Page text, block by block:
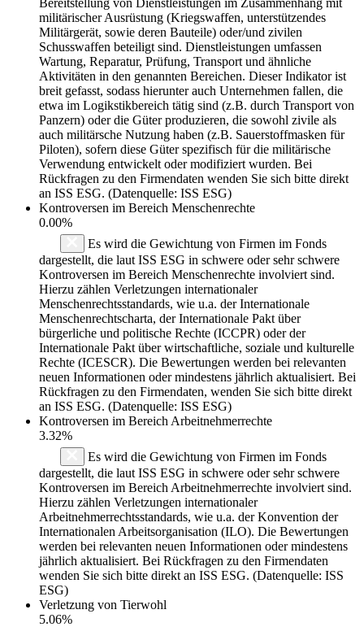
militärischer Ausrüstung (Kriegswaffen, unterstützendes
Militärgerät, sowie deren Bauteile) oder/und zivilen
Schusswaffen beteiligt sind. Dienstleistungen umfassen
Wartung, Reparatur, Prüfung, Transport und ähnliche
Aktivitäten in den genannten Bereichen. Dieser Indikator ist
breit gefasst, sodass hierunter auch Unternehmen fallen, die
etwa im Logikstikbereich tätig sind (z.B. durch Transport von
Panzern) oder die Güter produzieren, die sowohl zivile als
auch militärsche Nutzung haben (z.B. Sauerstoffmasken für
Piloten), sofern diese Güter spezifisch für die militärische
Verwendung entwickelt oder modifiziert wurden. Bei
Rückfragen zu den Firmendaten wenden Sie sich bitte direkt
an ISS ESG. (Datenquelle: ISS ESG)
Kontroversen im Bereich Menschenrechte
0.00%
Es wird die Gewichtung von Firmen im Fonds
dargestellt, die laut ISS ESG in schwere oder sehr schwere
Kontroversen im Bereich Menschenrechte involviert sind.
Hierzu zählen Verletzungen internationaler
Menschenrechtsstandards, wie u.a. der Internationale
Menschenrechtscharta, der Internationale Pakt über
bürgerliche und politische Rechte (ICCPR) oder der
Internationale Pakt über wirtschaftliche, soziale und kulturelle
Rechte (ICESCR). Die Bewertungen werden bei relevanten
neuen Informationen oder mindestens jährlich aktualisiert. Bei
Rückfragen zu den Firmendaten, wenden Sie sich bitte direkt
an ISS ESG. (Datenquelle: ISS ESG)
Kontroversen im Bereich Arbeitnehmerrechte
3.32%
Es wird die Gewichtung von Firmen im Fonds
dargestellt, die laut ISS ESG in schwere oder sehr schwere
Kontroversen im Bereich Arbeitnehmerrechte involviert sind.
Hierzu zählen Verletzungen internationaler
Arbeitnehmerrechtsstandards, wie u.a. der Konvention der
Internationalen Arbeitsorganisation (ILO). Die Bewertungen
werden bei relevanten neuen Informationen oder mindestens
jährlich aktualisiert. Bei Rückfragen zu den Firmendaten
wenden Sie sich bitte direkt an ISS ESG. (Datenquelle: ISS
ESG)
Verletzung von Tierwohl
5.06%